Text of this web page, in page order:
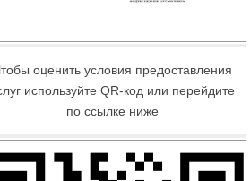
оценить условия предоставления
используйте QR-код или перейдите
по ссылке ниже